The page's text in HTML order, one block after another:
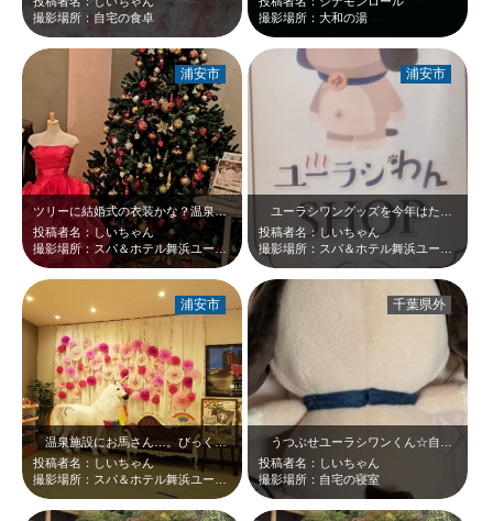
撮影場所：自宅の食卓
撮影場所：大和の湯
ツリーに結婚式の衣装かな？温泉施設でこういう演出、いいな～♪
投稿者名：しいちゃん
撮影場所：スパ＆ホテル舞浜ユーラシア
浦安市
投稿者名：しいちゃん
浦安市
温泉施設にお馬さん…。びっくりしました＼(◎o◎)／！こういう遊び心、良いで…
投稿者名：しいちゃん
浦安市
投稿者名：しいちゃん
撮影場所：自宅の寝室
千葉県外